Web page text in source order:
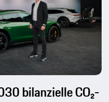
bilanzielle CO₂-